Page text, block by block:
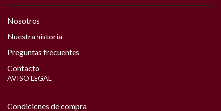
Nosotros
Nuestra historia
Preguntas frecuentes
Contacto
AVISO LEGAL
Condiciones de compra